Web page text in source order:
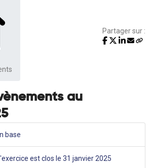
Partager sur :
au
base
est clos le 31 janvier 2025